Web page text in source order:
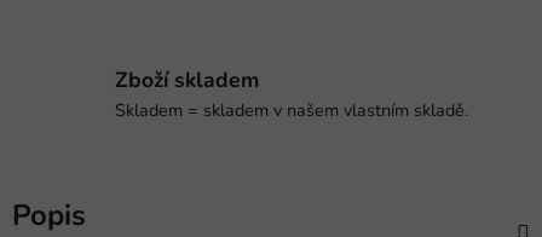
Zboží skladem
Skladem = skladem v našem vlastním skladě.
Popis